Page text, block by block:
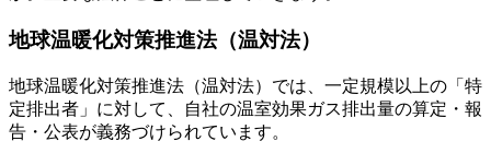
地球温暖化対策推進法（温対法）
地球温暖化対策推進法（温対法）では、一定規模以上の「特
定排出者」に対して、自社の温室効果ガス排出量の算定・報
告・公表が義務づけられています。